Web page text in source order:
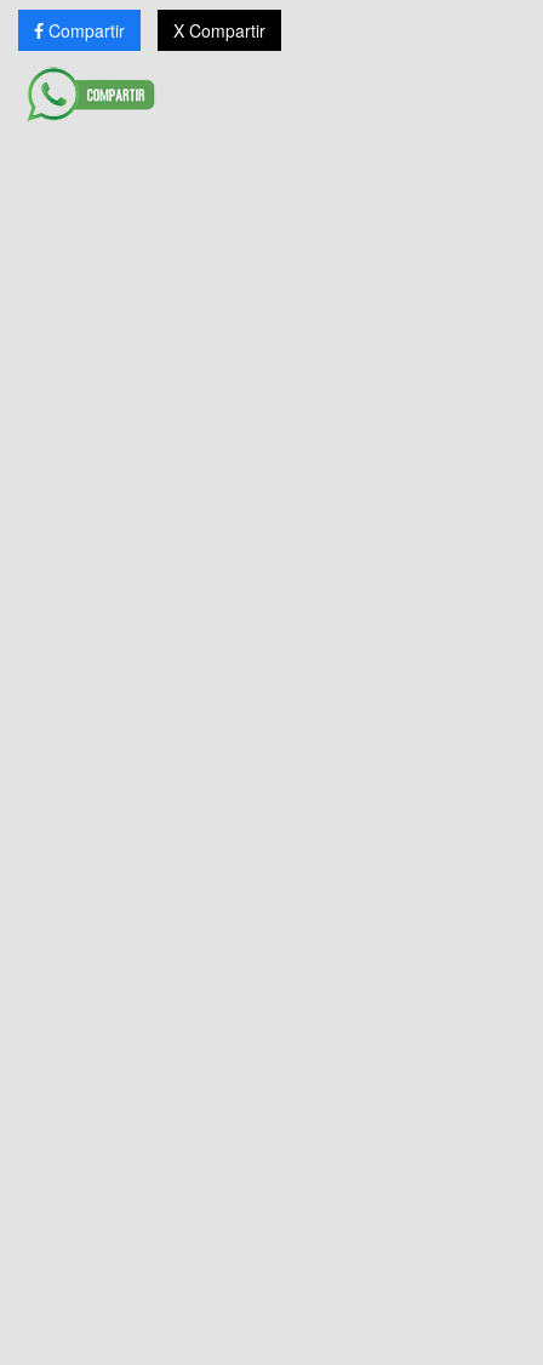
Compartir X Compartir